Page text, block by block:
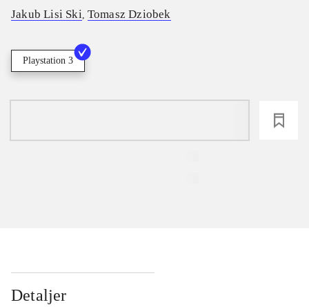
Jakub Lisi Ski Tomasz Dziobek
Playstation 3
Detaljer